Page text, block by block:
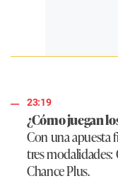
23:19
¿Cómo juegan
Con una apuesta
tres modalidades:
Chance Plus.